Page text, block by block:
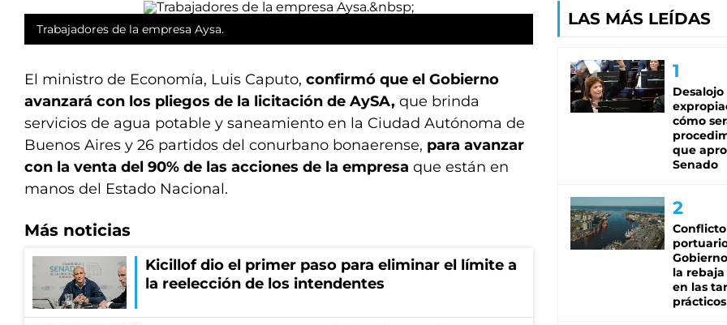
Trabajadores de la empresa Aysa.
El ministro de Economía, Luis Caputo, confirmó que el Gobierno
avanzará con los pliegos de la licitación de AySA, que brinda
servicios de agua potable y saneamiento en la Ciudad Autónoma de
Buenos Aires y 26 partidos del conurbano bonaerense, para avanzar
con la venta del 90% de las acciones de la empresa que están en
manos del Estado Nacional.
Más noticias
Kicillof dio el primer paso para eliminar el límite a
la reelección de los intendentes
LAS MÁS LEÍDAS
cómo
que
Senado
Conflicto
la rebaja
en las
prácticos